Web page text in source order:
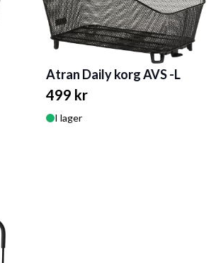
Atran Daily korg AVS -L
499 kr
I lager